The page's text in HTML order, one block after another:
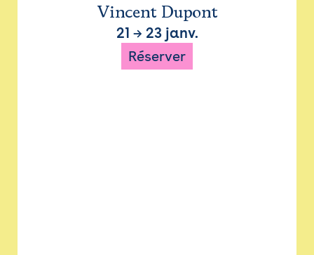
Vincent Dupont
21 → 23 janv.
Réserver